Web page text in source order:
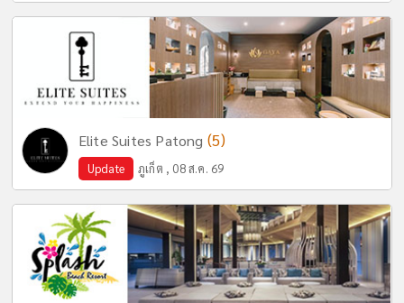
Elite Suites Patong (5)
Update ภูเก็ต , 08 ส.ค. 69